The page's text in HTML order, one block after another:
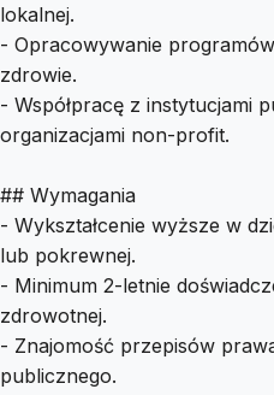
lokalnej.
- Opracowywanie
zdrowie.
- Współpracę z instytucjami
organizacjami non-profit.
## Wymagania
- Wykształcenie wyższe w
lub pokrewnej.
- Minimum 2-letnie
zdrowotnej.
- Znajomość przepisów
publicznego.